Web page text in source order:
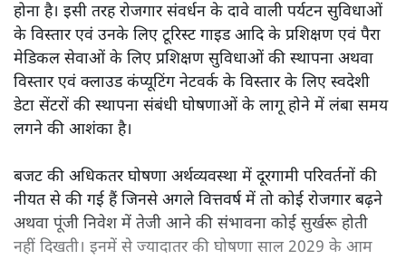
होना है। इसी तरह रोजगार संवर्धन के दावे वाली पर्यटन सुविधाओं
के विस्तार एवं उनके लिए टूरिस्ट गाइड आदि के प्रशिक्षण एवं पैरा
मेडिकल सेवाओं के लिए प्रशिक्षण सुविधाओं की स्थापना अथवा
विस्तार एवं क्लाउड कंप्यूटिंग नेटवर्क के विस्तार के लिए स्वदेशी
डेटा सेंटरों की स्थापना संबंधी घोषणाओं के लागू होने में लंबा समय
लगने की आशंका है।
बजट की अधिकतर घोषणा अर्थव्यवस्था में दूरगामी परिवर्तनों की
नीयत से की गई हैं जिनसे अगले वित्तवर्ष में तो कोई रोजगार बढ़ने
अथवा पूंजी निवेश में तेजी आने की संभावना कोई सुर्खरू होती
नहीं दिखती। इनमें से ज्यादातर की घोषणा साल 2029 के आम